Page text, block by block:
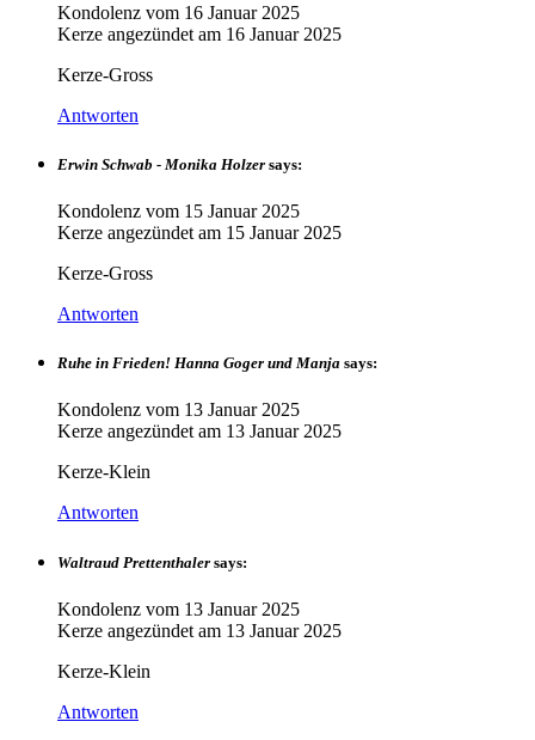
Kondolenz vom 16 Januar 2025
Kerze angezündet am 16 Januar 2025
Kerze-Gross
Antworten
Erwin Schwab - Monika Holzer says:
Kondolenz vom 15 Januar 2025
Kerze angezündet am 15 Januar 2025
Kerze-Gross
Antworten
Ruhe in Frieden! Hanna Goger und Manja says:
Kondolenz vom 13 Januar 2025
Kerze angezündet am 13 Januar 2025
Kerze-Klein
Antworten
Waltraud Prettenthaler says:
Kondolenz vom 13 Januar 2025
Kerze angezündet am 13 Januar 2025
Kerze-Klein
Antworten